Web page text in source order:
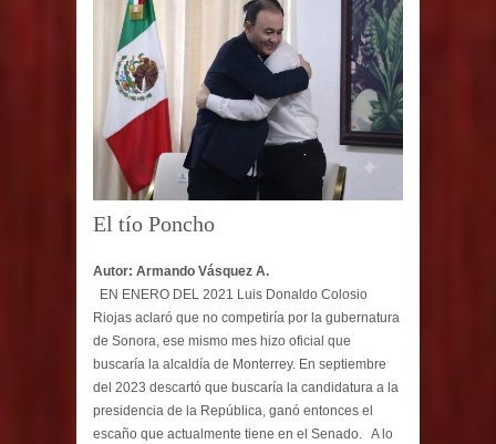
El tío Poncho
Autor: Armando Vásquez A.
EN ENERO DEL 2021 Luis Donaldo Colosio
Riojas aclaró que no competiría por la gubernatura
de Sonora, ese mismo mes hizo oficial que
buscaría la alcaldía de Monterrey. En septiembre
del 2023 descartó que buscaría la candidatura a la
presidencia de la República, ganó entonces el
escaño que actualmente tiene en el Senado. A lo